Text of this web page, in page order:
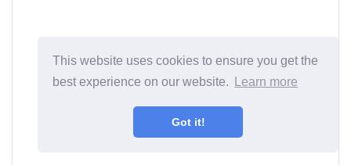
This website uses cookies to ensure you get the
best experience on our website.
Learn more
Got it!